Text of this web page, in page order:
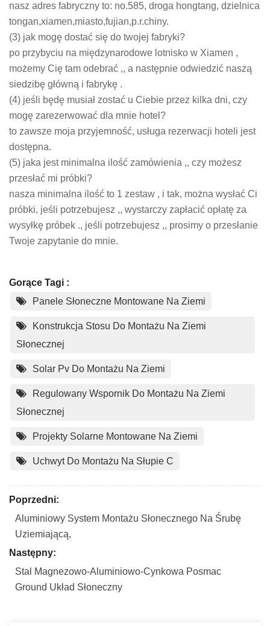
nasz adres fabryczny to: no.585, droga hongtang, dzielnica
tongan,xiamen,miasto,fujian,p.r.chiny.
(3) jak mogę dostać się do twojej fabryki?
po przybyciu na międzynarodowe lotnisko w Xiamen ,
możemy Cię tam odebrać ,, a następnie odwiedzić naszą
siedzibę główną i fabrykę .
(4) jeśli będę musiał zostać u Ciebie przez kilka dni, czy
mogę zarezerwować dla mnie hotel?
to zawsze moja przyjemność, usługa rezerwacji hoteli jest
dostępna.
(5) jaka jest minimalna ilość zamówienia ,, czy możesz
przesłać mi próbki?
nasza minimalna ilość to 1 zestaw , i tak, można wysłać Ci
próbki, jeśli potrzebujesz ,, wystarczy zapłacić opłatę za
wysyłkę próbek ., jeśli potrzebujesz ,, prosimy o przesłanie
Twoje zapytanie do mnie.
Gorące Tagi :
Panele Słoneczne Montowane Na Ziemi
Konstrukcja Stosu Do Montażu Na Ziemi
Słonecznej
Solar Pv Do Montażu Na Ziemi
Regulowany Wspornik Do Montażu Na Ziemi
Słonecznej
Projekty Solarne Montowane Na Ziemi
Uchwyt Do Montażu Na Słupie C
Poprzedni:
Aluminiowy System Montażu Słonecznego Na Śrubę
Uziemiającą,
Następny:
Stal Magnezowo-Aluminiowo-Cynkowa Posmac
Ground Układ Słoneczny